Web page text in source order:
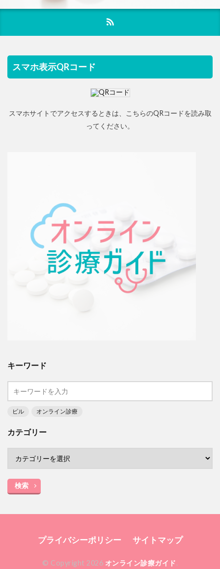
スマホ表示QRコード
スマホサイトでアクセスするときは、こちらのQRコードを読み取
ってください。
キーワード
ピル オンライン診療
カテゴリー
検索
プライバシーポリシー サイトマップ
© Copyright 2026 オンライン診療ガイド.